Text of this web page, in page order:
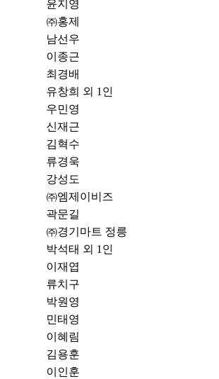
윤지영
㈜홍제
남선우
이종근
최경배
유창희 외 1인
우민영
신재근
김혁수
류경욱
강성도
㈜엠제이비즈
곽문길
㈜경기마트 정릉
박석태 외 1인
이재엽
류치구
박원영
민태영
이혜림
김용훈
이인훈